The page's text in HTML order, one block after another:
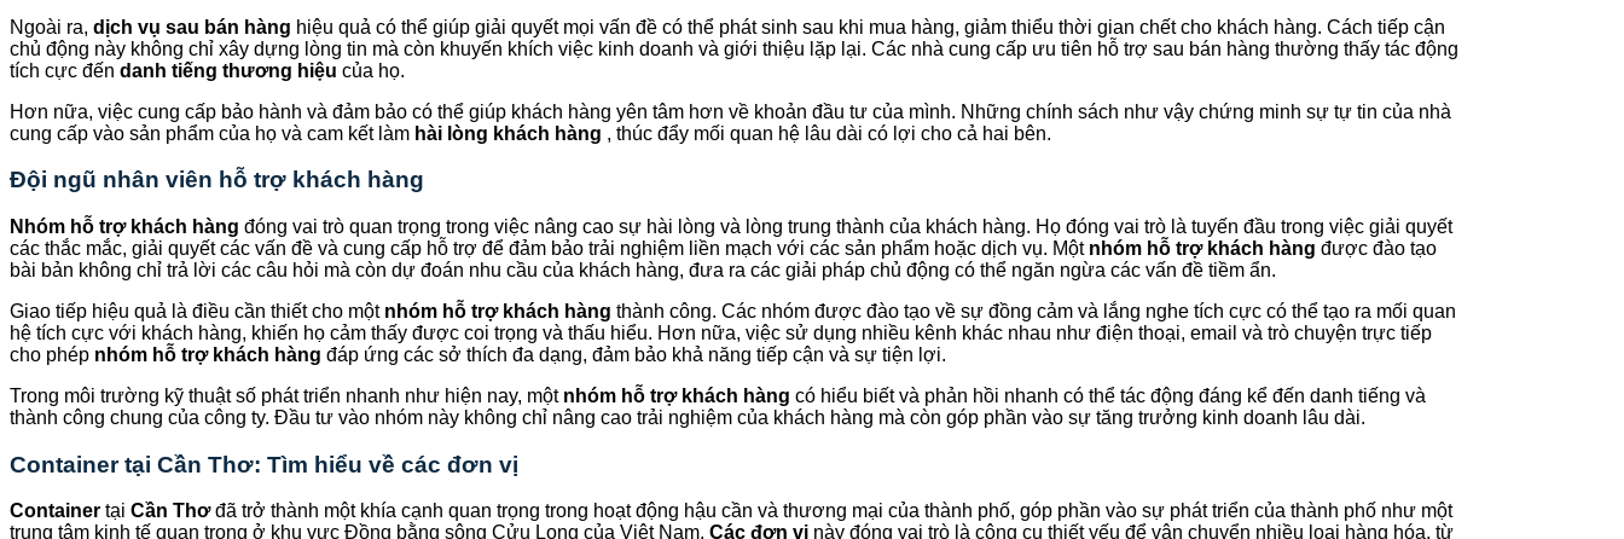
Ngoài ra, dịch vụ sau bán hàng hiệu quả có thể giúp giải quyết mọi vấn đề có thể phát sinh sau khi mua hàng, giảm thiểu thời gian chết cho khách hàng. Cách tiếp cận
chủ động này không chỉ xây dựng lòng tin mà còn khuyến khích việc kinh doanh và giới thiệu lặp lại. Các nhà cung cấp ưu tiên hỗ trợ sau bán hàng thường thấy tác động
tích cực đến danh tiếng thương hiệu của họ.
Hơn nữa, việc cung cấp bảo hành và đảm bảo có thể giúp khách hàng yên tâm hơn về khoản đầu tư của mình. Những chính sách như vậy chứng minh sự tự tin của nhà
cung cấp vào sản phẩm của họ và cam kết làm hài lòng khách hàng , thúc đẩy mối quan hệ lâu dài có lợi cho cả hai bên.
Đội ngũ nhân viên hỗ trợ khách hàng
Nhóm hỗ trợ khách hàng đóng vai trò quan trọng trong việc nâng cao sự hài lòng và lòng trung thành của khách hàng. Họ đóng vai trò là tuyến đầu trong việc giải quyết
các thắc mắc, giải quyết các vấn đề và cung cấp hỗ trợ để đảm bảo trải nghiệm liền mạch với các sản phẩm hoặc dịch vụ. Một nhóm hỗ trợ khách hàng được đào tạo
bài bản không chỉ trả lời các câu hỏi mà còn dự đoán nhu cầu của khách hàng, đưa ra các giải pháp chủ động có thể ngăn ngừa các vấn đề tiềm ẩn.
Giao tiếp hiệu quả là điều cần thiết cho một nhóm hỗ trợ khách hàng thành công. Các nhóm được đào tạo về sự đồng cảm và lắng nghe tích cực có thể tạo ra mối quan
hệ tích cực với khách hàng, khiến họ cảm thấy được coi trọng và thấu hiểu. Hơn nữa, việc sử dụng nhiều kênh khác nhau như điện thoại, email và trò chuyện trực tiếp
cho phép nhóm hỗ trợ khách hàng đáp ứng các sở thích đa dạng, đảm bảo khả năng tiếp cận và sự tiện lợi.
Trong môi trường kỹ thuật số phát triển nhanh như hiện nay, một nhóm hỗ trợ khách hàng có hiểu biết và phản hồi nhanh có thể tác động đáng kể đến danh tiếng và
thành công chung của công ty. Đầu tư vào nhóm này không chỉ nâng cao trải nghiệm của khách hàng mà còn góp phần vào sự tăng trưởng kinh doanh lâu dài.
Container tại Cần Thơ: Tìm hiểu về các đơn vị
Container tại Cần Thơđã trở thành một khía cạnh quan trọng trong hoạt động hậu cần và thương mại của thành phố, góp phần vào sự phát triển của thành phố như một
trung tâm kinh tế quan trọng ở khu vực Đồng bằng sông Cửu Long của Việt Nam. Các đơn vị này đóng vai trò là công cụ thiết yếu để vận chuyển nhiều loại hàng hóa, từ